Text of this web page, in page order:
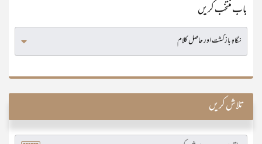
باب منتخب کریں
تلاش کریں